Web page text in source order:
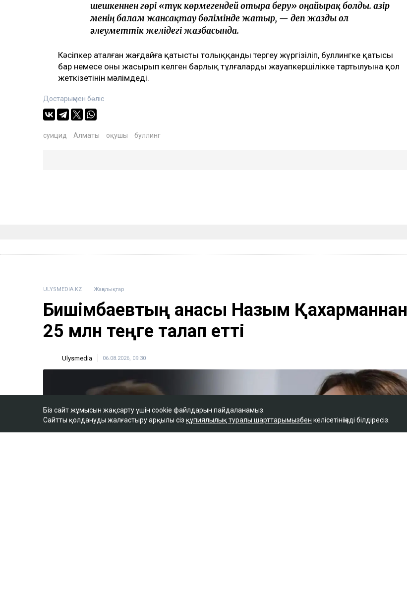
шешкеннен гөрі «түк көрмегендей отыра беру» оңайырақ болды. Қазір
менің балам жансақтау бөлімінде жатыр, — деп жазды ол
әлеуметтік желідегі жазбасында.
Кәсіпкер аталған жағдайға қатысты толыққанды тергеу жүргізіліп, буллингке қатысы
бар немесе оны жасырып келген барлық тұлғалардың жауапкершілікке тартылуына қол
жеткізетінін мәлімдеді.
Достарыңмен бөліс
суицид Алматы оқушы буллинг
ULYSMEDIA.KZ Жаңалықтар
Бишімбаевтың анасы Назым Қахарманнан
25 млн теңге талап етті
Ulysmedia 06.08.2026, 09:30
Біз сайт жұмысын жақсарту үшін cookie файлдарын пайдаланамыз.
Сайтты қолдануды жалғастыру арқылы сіз құпиялылық туралы шарттарымызбен келісетініңізді білдіресіз.